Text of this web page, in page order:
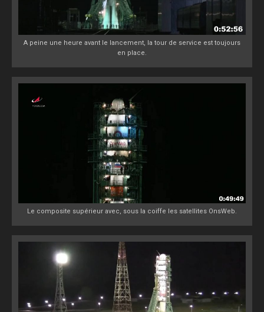
A peine une heure avant le lancement, la tour de service est toujours
en place.
Le composite supérieur avec, sous la coiffe les satellites OnsWeb.